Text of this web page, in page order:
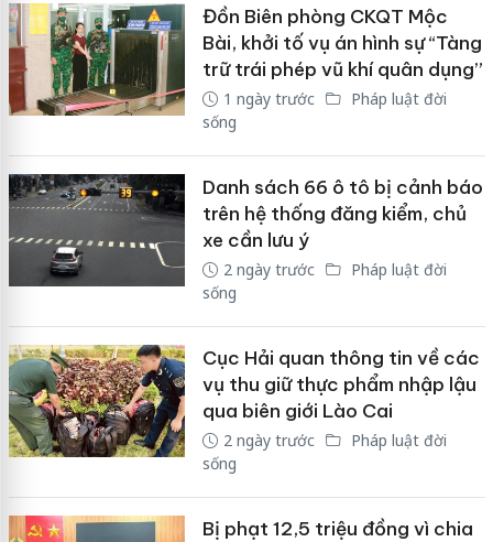
Đồn Biên phòng CKQT Mộc
Bài, khởi tố vụ án hình sự “Tàng
trữ trái phép vũ khí quân dụng”
1 ngày trước
Pháp luật đời
sống
Danh sách 66 ô tô bị cảnh báo
trên hệ thống đăng kiểm, chủ
xe cần lưu ý
2 ngày trước
Pháp luật đời
sống
Cục Hải quan thông tin về các
vụ thu giữ thực phẩm nhập lậu
qua biên giới Lào Cai
2 ngày trước
Pháp luật đời
sống
Bị phạt 12,5 triệu đồng vì chia